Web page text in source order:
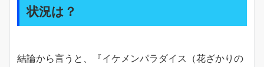
状況は？
結論から言うと、『イケメンパラダイス（花ざかりの